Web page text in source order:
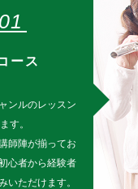
01
ース
ンルのレッスン
す。
師陣が揃ってお
心者から経験者
いただけます。